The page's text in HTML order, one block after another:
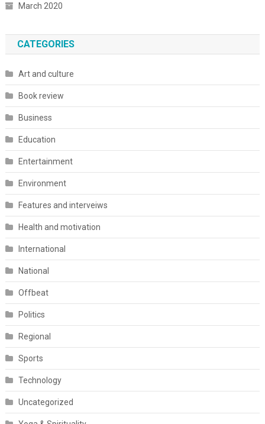
March 2020
CATEGORIES
Art and culture
Book review
Business
Education
Entertainment
Environment
Features and interveiws
Health and motivation
International
National
Offbeat
Politics
Regional
Sports
Technology
Uncategorized